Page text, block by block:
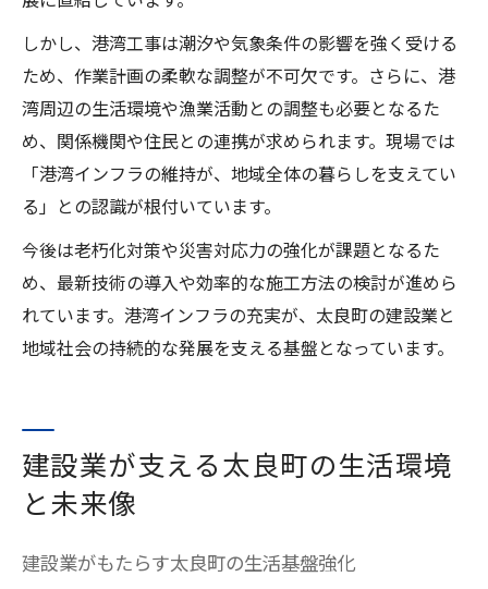
しかし、港湾工事は潮汐や気象条件の影響を強く受ける
ため、作業計画の柔軟な調整が不可欠です。さらに、港
湾周辺の生活環境や漁業活動との調整も必要となるた
め、関係機関や住民との連携が求められます。現場では
「港湾インフラの維持が、地域全体の暮らしを支えてい
る」との認識が根付いています。
今後は老朽化対策や災害対応力の強化が課題となるた
め、最新技術の導入や効率的な施工方法の検討が進めら
れています。港湾インフラの充実が、太良町の建設業と
地域社会の持続的な発展を支える基盤となっています。
建設業が支える太良町の生活環境
と未来像
建設業がもたらす太良町の生活基盤強化